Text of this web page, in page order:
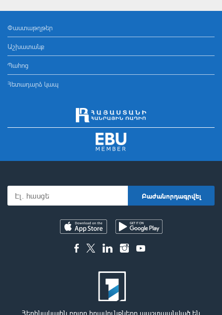
Փաստաթղթեր
Աշխատանք
Պահոց
Հետադարձ կապ
Հեղինակային բոլոր իրավունքները պաշտպանված են